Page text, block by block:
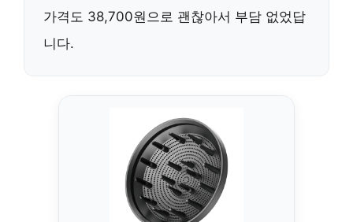
가격도 38,700원 으로 괜찮아서 부담 없었답
니다.